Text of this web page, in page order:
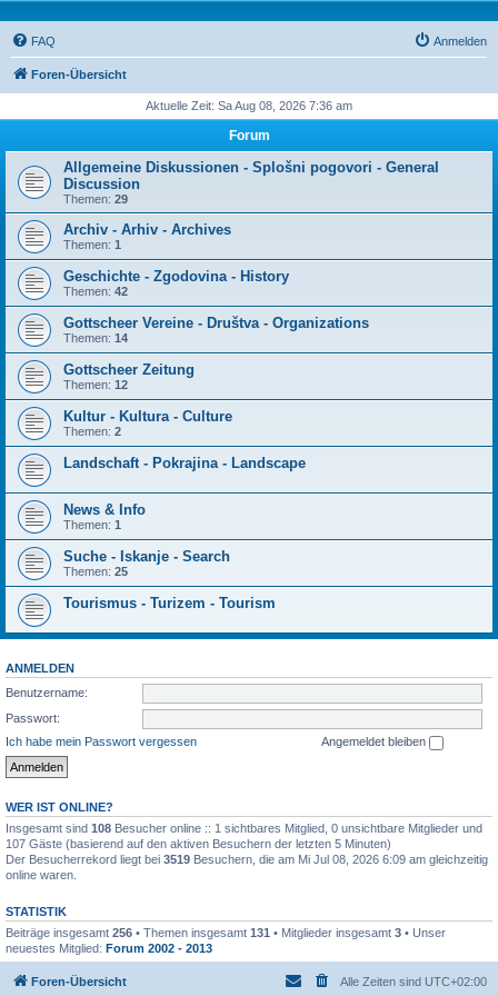
FAQ Anmelden
Foren-Übersicht
Aktuelle Zeit: Sa Aug 08, 2026 7:36 am
Forum
Allgemeine Diskussionen - Splošni pogovori - General
Discussion
Themen: 29
Archiv - Arhiv - Archives
Themen: 1
Geschichte - Zgodovina - History
Themen: 42
Gottscheer Vereine - Društva - Organizations
Themen: 14
Gottscheer Zeitung
Themen: 12
Kultur - Kultura - Culture
Themen: 2
Landschaft - Pokrajina - Landscape
News & Info
Themen: 1
Suche - Iskanje - Search
Themen: 25
Tourismus - Turizem - Tourism
ANMELDEN
Benutzername:
Passwort:
Ich habe mein Passwort vergessen
Angemeldet bleiben
WER IST ONLINE?
Insgesamt sind 108 Besucher online :: 1 sichtbares Mitglied, 0 unsichtbare Mitglieder und
107 Gäste (basierend auf den aktiven Besuchern der letzten 5 Minuten)
Der Besucherrekord liegt bei 3519 Besuchern, die am Mi Jul 08, 2026 6:09 am gleichzeitig
online waren.
STATISTIK
Beiträge insgesamt 256 • Themen insgesamt 131 • Mitglieder insgesamt 3 • Unser
neuestes Mitglied: Forum 2002 - 2013
Foren-Übersicht Alle Zeiten sind UTC+02:00